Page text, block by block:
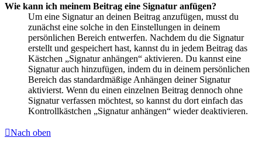
Wie kann ich meinem Beitrag eine Signatur anfügen?
Um eine Signatur an deinen Beitrag anzufügen, musst du
zunächst eine solche in den Einstellungen in deinem
persönlichen Bereich entwerfen. Nachdem du die Signatur
erstellt und gespeichert hast, kannst du in jedem Beitrag das
Kästchen „Signatur anhängen“ aktivieren. Du kannst eine
Signatur auch hinzufügen, indem du in deinem persönlichen
Bereich das standardmäßige Anhängen deiner Signatur
aktivierst. Wenn du einen einzelnen Beitrag dennoch ohne
Signatur verfassen möchtest, so kannst du dort einfach das
Kontrollkästchen „Signatur anhängen“ wieder deaktivieren.
Nach oben